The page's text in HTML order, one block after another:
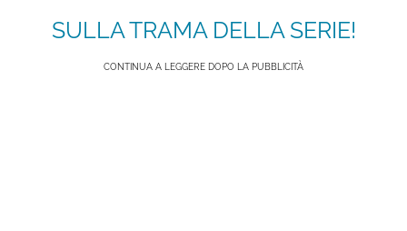
SULLA TRAMA DELLA SERIE!
CONTINUA A LEGGERE DOPO LA PUBBLICITÀ